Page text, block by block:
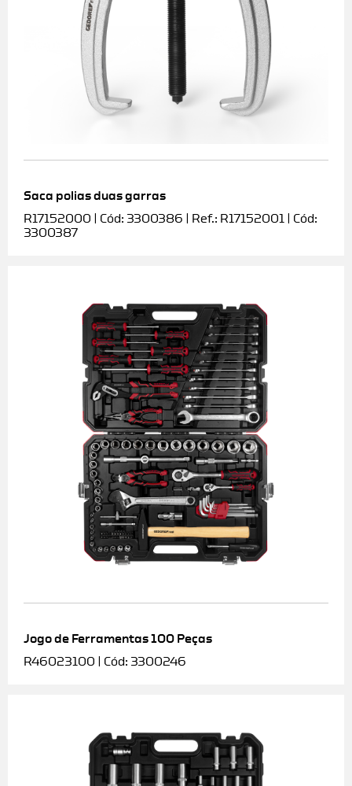
Saca polias duas garras
R17152000 | Cód: 3300386 | Ref.: R17152001 | Cód:
3300387
Jogo de Ferramentas 100 Peças
R46023100 | Cód: 3300246